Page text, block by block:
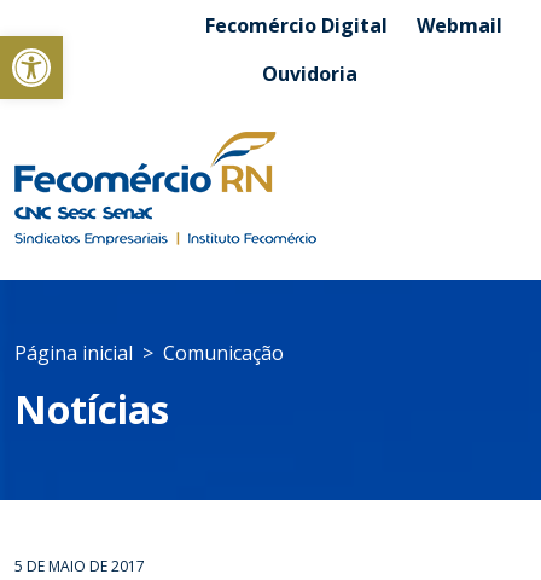
Abrir a barra de ferramentasFecomércio Digital
Webmail
Ouvidoria
Página inicial Comunicação
Notícias
5 DE MAIO DE 2017